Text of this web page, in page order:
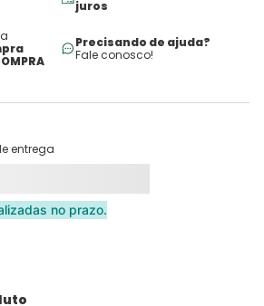
juros
Precisando de ajuda?
Fale conosco!
entrega
no prazo.